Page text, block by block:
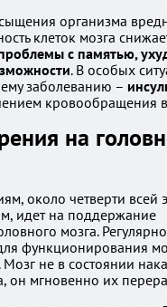
организма
клеток мозга
с памятью,
. В особых
заболеванию –
кровообращения в
на
около четверти всей
идет на поддержание
мозга.
функционирования
. Мозг не в состоянии
он мгновенно их